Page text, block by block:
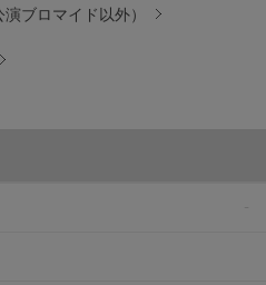
ブロマイド以外）